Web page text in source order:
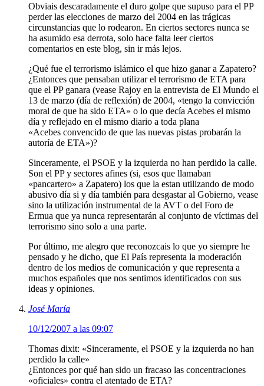
Obviais descaradamente el duro golpe que supuso para el PP
perder las elecciones de marzo del 2004 en las trágicas
circunstancias que lo rodearon. En ciertos sectores nunca se
ha asumido esa derrota, solo hace falta leer ciertos
comentarios en este blog, sin ir más lejos.
¿Qué fue el terrorismo islámico el que hizo ganar a Zapatero?
¿Entonces que pensaban utilizar el terrorismo de ETA para
que el PP ganara (vease Rajoy en la entrevista de El Mundo el
13 de marzo (día de reflexión) de 2004, «tengo la convicción
moral de que ha sido ETA» o lo que decía Acebes el mismo
día y reflejado en el mismo diario a toda plana
«Acebes convencido de que las nuevas pistas probarán la
autoría de ETA»)?
Sinceramente, el PSOE y la izquierda no han perdido la calle.
Son el PP y sectores afines (si, esos que llamaban
«pancartero» a Zapatero) los que la estan utilizando de modo
abusivo día si y día también para desgastar al Gobierno, vease
sino la utilización instrumental de la AVT o del Foro de
Ermua que ya nunca representarán al conjunto de víctimas del
terrorismo sino solo a una parte.
Por último, me alegro que reconozcais lo que yo siempre he
pensado y he dicho, que El País representa la moderación
dentro de los medios de comunicación y que representa a
muchos españoles que nos sentimos identificados con sus
ideas y opiniones.
José María
10/12/2007 a las 09:07
Thomas dixit: «Sinceramente, el PSOE y la izquierda no han
perdido la calle»
¿Entonces por qué han sido un fracaso las concentraciones
«oficiales» contra el atentado de ETA?